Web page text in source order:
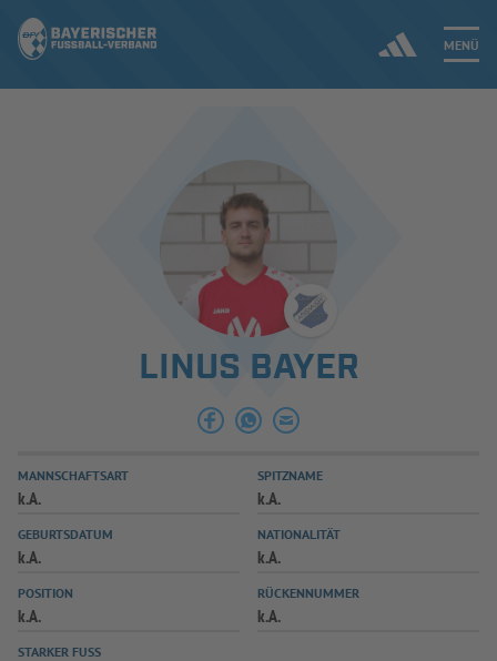
MENÜ
ERGEBNISSE & WETTBEWERBE
SPIELBETRIEB & VERBANDSLEBEN
AUSBILDUNG & FÖRDERUNG
SPIELPLUS
LINUS BAYER
MANNSCHAFTSART
k.A.
SPITZNAME
k.A.
GEBURTSDATUM
k.A.
NATIONALITÄT
k.A.
POSITION
k.A.
RÜCKENNUMMER
k.A.
STARKER FUSS